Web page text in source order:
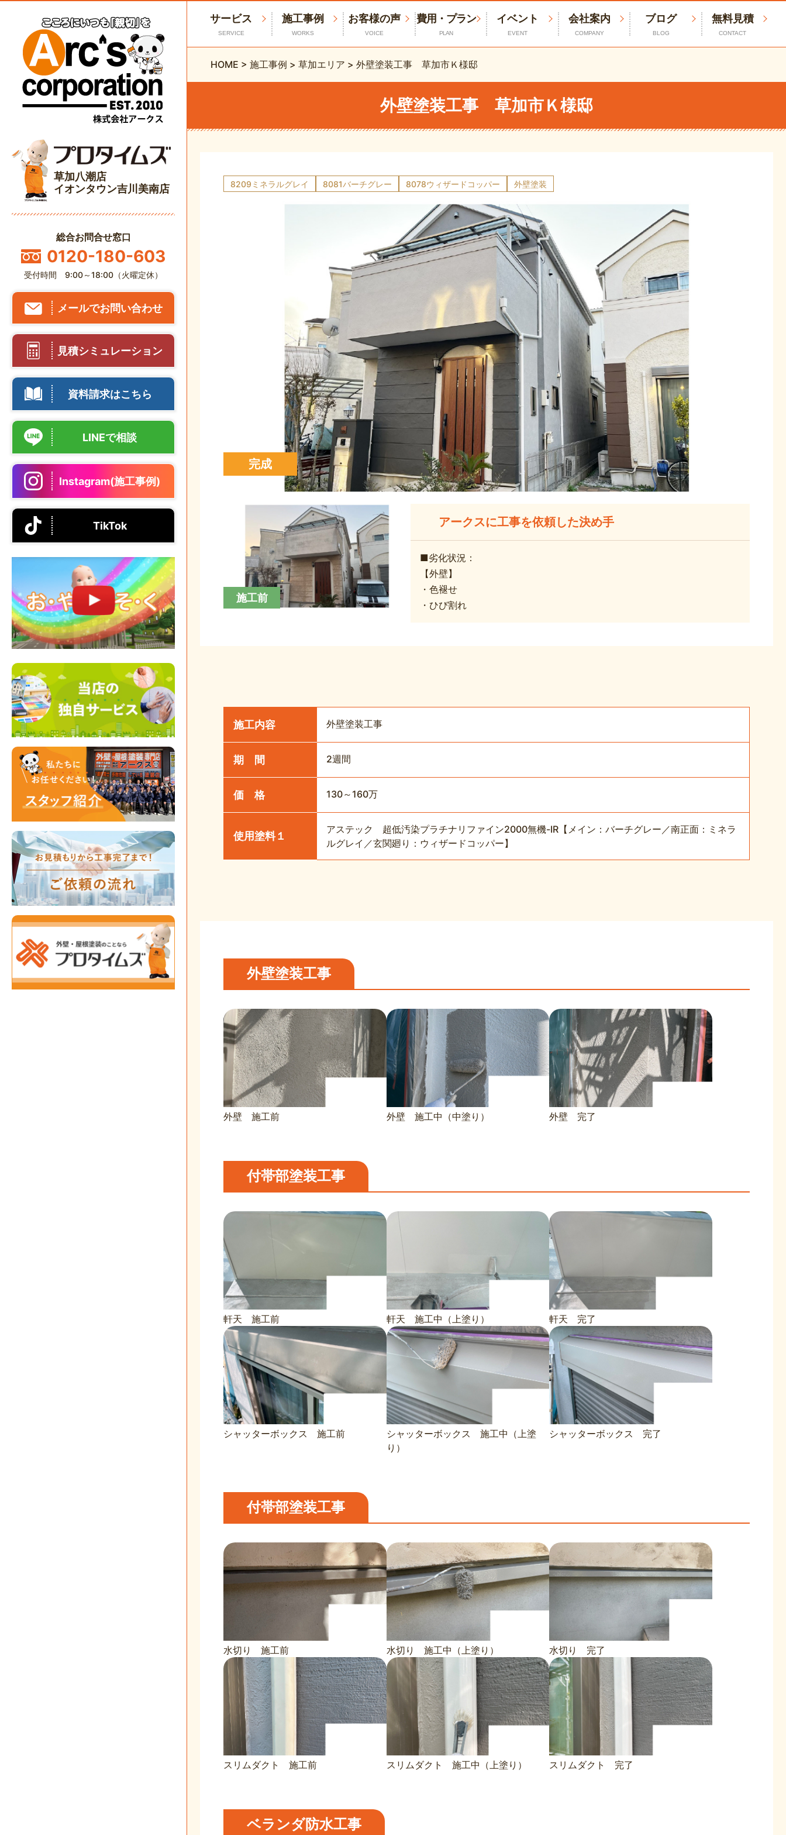
草加八潮店
イオンタウン吉川美南店
総合お問合せ窓口
0120-180-603
受付時間 9:00～18:00（火曜定休）
メールでお問い合わせ
見積シミュレーション
資料請求はこちら
LINEで相談
Instagram(施工事例)
TikTok
サービス
SERVICE
施工事例
WORKS
お客様の声
VOICE
費用・プラン
PLAN
イベント
EVENT
会社案内
COMPANY
ブログ
BLOG
無料見積
CONTACT
HOME > 施工事例 > 草加エリア > 外壁塗装工事 草加市Ｋ様邸
外壁塗装工事 草加市Ｋ様邸
8209ミネラルグレイ 8081バーチグレー 8078ウィザードコッパー 外壁塗装
完成
施工前
アークスに工事を依頼した決め手
■劣化状況：
【外壁】
・色褪せ
・ひび割れ
施工内容 外壁塗装工事
期 間 2週間
価 格 130～160万
使用塗料１
アステック 超低汚染プラチナリファイン2000無機-IR【メイン：バーチグレー／南正面：ミネラ
ルグレイ／玄関廻り：ウィザードコッパー】
外壁塗装工事
外壁 施工前 外壁 施工中（中塗り） 外壁 完了
付帯部塗装工事
軒天 施工前 軒天 施工中（上塗り） 軒天 完了
シャッターボックス 施工前
シャッターボックス 施工中（上塗
り）
シャッターボックス 完了
付帯部塗装工事
水切り 施工前 水切り 施工中（上塗り） 水切り 完了
スリムダクト 施工前 スリムダクト 施工中（上塗り） スリムダクト 完了
ベランダ防水工事